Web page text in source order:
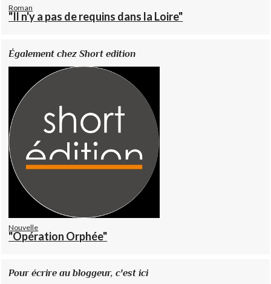
Roman
"Il n'y a pas de requins dans la Loire"
Également chez Short edition
Nouvelle
"Opération Orphée"
Pour écrire au bloggeur, c'est ici